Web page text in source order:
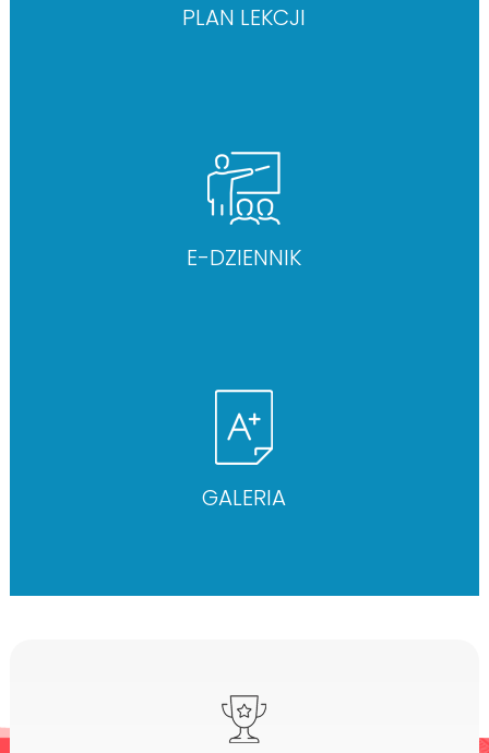
PLAN LEKCJI
E-DZIENNIK
GALERIA